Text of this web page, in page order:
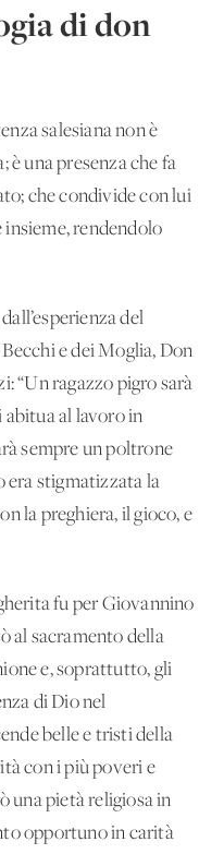
di don
salesiana non è
è una presenza che fa
che condivide con lui
insieme, rendendolo
del
e dei Moglia, Don
“Un ragazzo pigro sarà
abitua al lavoro in
sempre un poltrone
era stigmatizzata la
la preghiera, il gioco, e
fu per Giovannino
al sacramento della
e, soprattutto, gli
di Dio nel
belle e tristi della
con i più poveri e
una pietà religiosa in
opportuno in carità